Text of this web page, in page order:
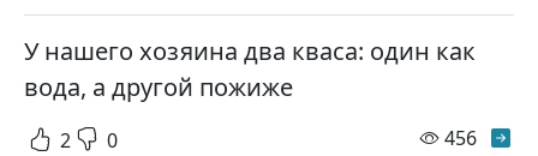
У нашего хозяина два кваса: один как
вода, а другой пожиже
2 0 456